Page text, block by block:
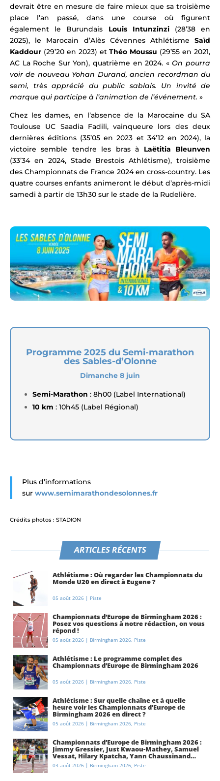
devrait être en mesure de faire mieux que sa troisième
place l’an passé, dans une course où figurent
également le Burundais Louis Intunzinzi(28’38 en
2025), le Marocain d’Alès Cévennes AthlétismeSaïd
Kaddour (29’20 en 2023) etThéo Moussu (29’55 en 2021,
AC La Roche Sur Yon), quatrième en 2024. «On pourra
voir de nouveau Yohan Durand, ancien recordman du
semi, très apprécié du public sablais. Un invité de
marque qui participe à l’animation de l’événement. »
Chez les dames, en l’absence de la Marocaine du SA
Toulouse UC Saadia Fadili, vainqueure lors des deux
dernières éditions (35’05 en 2023 et 34’12 en 2024), la
victoire semble tendre les bras à Laëtitia Bleunven
(33’34 en 2024, Stade Brestois Athlétisme), troisième
des Championnats de France 2024 en cross-country. Les
quatre courses enfants animeront le début d’après-midi
samedi à partir de 13h30 sur le stade de la Rudelière.
Programme 2025 du Semi-marathon
des Sables-d’Olonne
Dimanche 8 juin
Semi-Marathon : 8h00 (Label International)
10 km : 10h45 (Label Régional)
Plus d’informations
sur www.semimarathondesolonnes.fr
Crédits photos : STADION
ARTICLES RÉCENTS
Athlétisme : Où regarder les Championnats du
Monde U20 en direct à Eugene ?
05 août 2026 | Piste
Championnats d’Europe de Birmingham 2026 :
Posez vos questions à notre rédaction, on vous
répond !
05 août 2026 | Birmingham 2026, Piste
Athlétisme : Le programme complet des
Championnats d’Europe de Birmingham 2026
05 août 2026 | Birmingham 2026, Piste
Athlétisme : Sur quelle chaîne et à quelle
heure voir les Championnats d’Europe de
Birmingham 2026 en direct ?
05 août 2026 | Birmingham 2026, Piste
Championnats d’Europe de Birmingham 2026 :
Jimmy Gressier, Just Kwaou-Mathey, Samuel
Vessat, Hilary Kpatcha, Yann Chaussinand…
Présentation de l’équipe de France
d’athlétisme
03 août 2026 | Birmingham 2026, Piste